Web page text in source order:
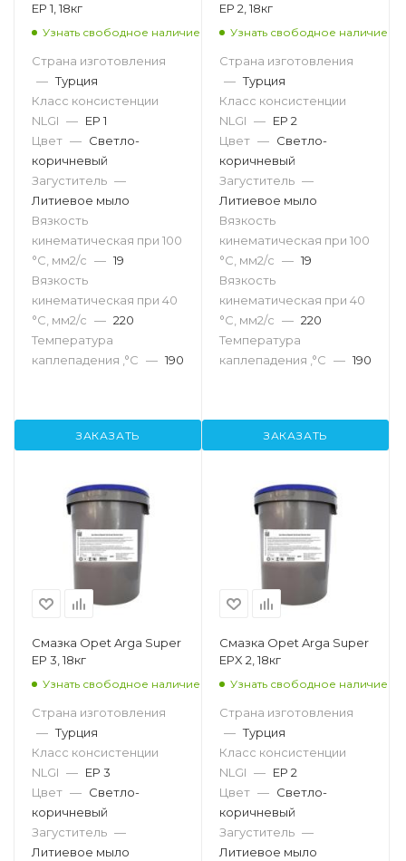
EP 1, 18кг
Узнать свободное наличие
Страна изготовления
— Турция
Класс консистенции
NLGI — EP 1
Цвет — Светло-
коричневый
Загуститель —
Литиевое мыло
Вязкость
кинематическая при 100
°С, мм2/с — 19
Вязкость
кинематическая при 40
°С, мм2/с — 220
Температура
каплепадения ,°C — 190
ЗАКАЗАТЬ
EP 2, 18кг
Узнать свободное наличие
Страна изготовления
— Турция
Класс консистенции
NLGI — EP 2
Цвет — Светло-
коричневый
Загуститель —
Литиевое мыло
Вязкость
кинематическая при 100
°С, мм2/с — 19
Вязкость
кинематическая при 40
°С, мм2/с — 220
Температура
каплепадения ,°C — 190
ЗАКАЗАТЬ
Смазка Opet Arga Super
EP 3, 18кг
Узнать свободное наличие
Страна изготовления
— Турция
Класс консистенции
NLGI — EP 3
Цвет — Светло-
коричневый
Загуститель —
Литиевое мыло
Смазка Opet Arga Super
EPX 2, 18кг
Узнать свободное наличие
Страна изготовления
— Турция
Класс консистенции
NLGI — EP 2
Цвет — Светло-
коричневый
Загуститель —
Литиевое мыло